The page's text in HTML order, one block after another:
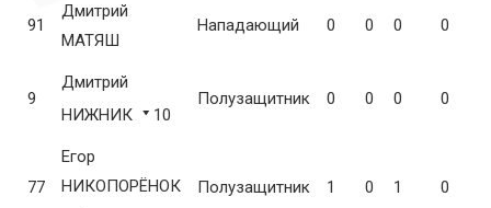
91
Дмитрий
МАТЯШ
Нападающий 0 0 0 0
9
Дмитрий
НИЖНИК
10
Полузащитник 0 0 0 0
77
Егор
НИКОПОРЁНОК
Полузащитник 1 0 1 0